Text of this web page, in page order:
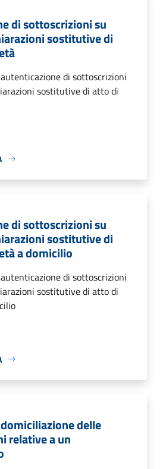
di sottoscrizioni su
sostitutive di
di sottoscrizioni
sostitutive di atto di
di sottoscrizioni su
sostitutive di
a domicilio
di sottoscrizioni
sostitutive di atto di
delle
relative a un